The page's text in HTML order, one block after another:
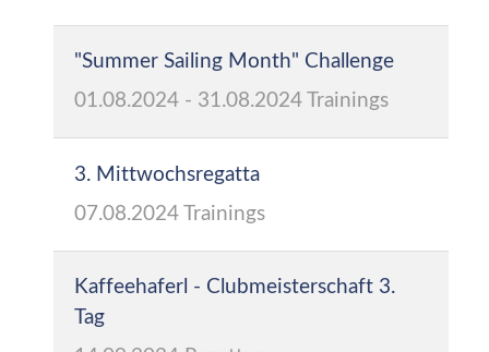
"Summer Sailing Month" Challenge
01.08.2024 - 31.08.2024 Trainings
3. Mittwochsregatta
07.08.2024 Trainings
Kaffeehaferl - Clubmeisterschaft 3.
Tag